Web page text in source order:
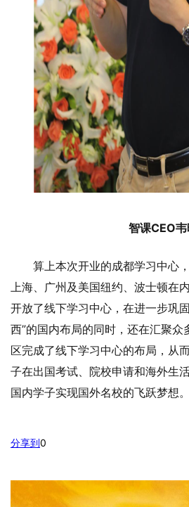
智课CEO
算上本次开业的成都学习中心
上海、广州及美国纽约、波士顿在
开放了线下学习中心，在进一步巩
西”的国内布局的同时，还在汇聚
区完成了线下学习中心的布局，从
子在出国考试、院校申请和海外生
国内学子实现国外名校的飞跃梦想。
分享到0